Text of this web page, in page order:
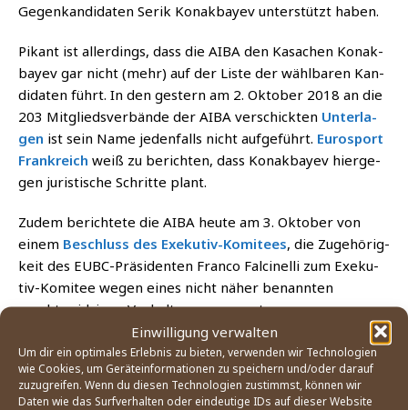
Einwilligung verwalten
Um dir ein optimales Erlebnis zu bieten, verwenden wir Technologien
wie Cookies, um Geräteinformationen zu speichern und/oder darauf
zuzugreifen. Wenn du diesen Technologien zustimmst, können wir
Daten wie das Surfverhalten oder eindeutige IDs auf dieser Website
Gegen­kan­di­da­ten Serik Konak­bayev unter­stützt haben.
Pikant ist aller­dings, dass die AIBA den Kasa­chen Konak­
bayev gar nicht (mehr) auf der Lis­te der wähl­ba­ren Kan­
di­da­ten führt. In den ges­tern am 2. Okto­ber 2018 an die
203 Mit­glieds­ver­bän­de der AIBA ver­schick­ten Unter­la­
gen ist sein Name jeden­falls nicht auf­ge­führt. Euro­s­port
Frank­reich weiß zu berich­ten, dass Konak­bayev hier­ge­
gen juris­ti­sche Schrit­te plant.
Zudem berich­te­te die AIBA heu­te am 3. Okto­ber von
einem Beschluss des Exe­ku­tiv-Komi­tees, die Zuge­hö­rig­
keit des EUBC-Prä­si­den­ten Fran­co Fal­ci­nel­li zum Exe­ku­
tiv-Komi­tee wegen eines nicht näher benann­ten
»rechts­wid­ri­gen Ver­hal­tens« auszusetzen.
Die bis­lang inner­halb der AIBA sicht­ba­re Oppo­si­ti­on
gegen Rak­hi­mov scheint damit aus­ge­schal­tet zu sein,
wenn Gerich­te nicht noch anders ent­schei­den. Fin­det